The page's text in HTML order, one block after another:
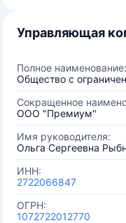
Управляющая
Полное наименование:
Общество с
Сокращенное
ООО "Премиум"
Имя руководителя:
Ольга Сергеевна
ИНН:
2722066847
ОГРН:
1072722012770